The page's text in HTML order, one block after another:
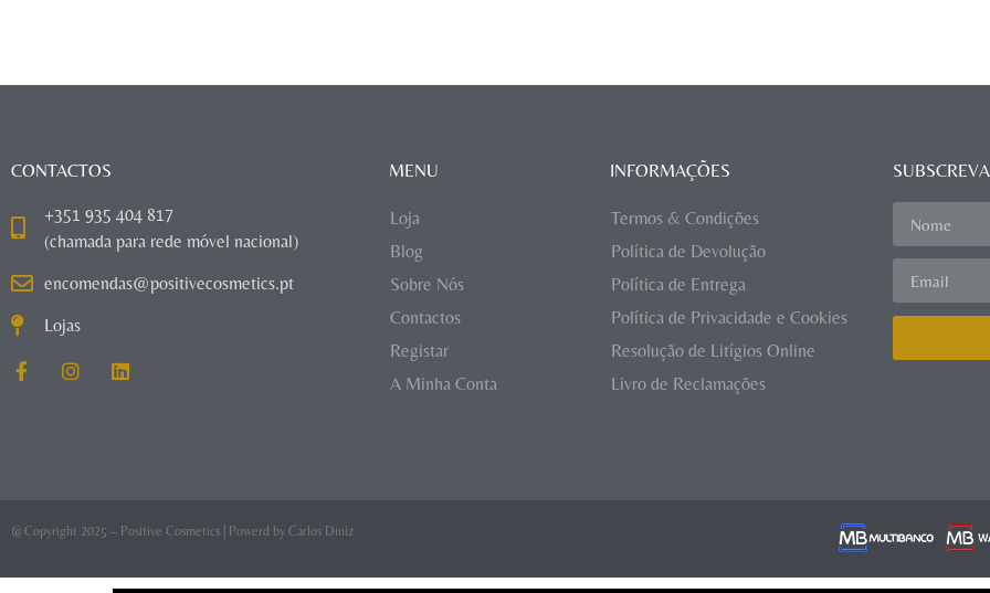
CONTACTOS
+351 935 404 817
(chamada para rede móvel nacional)
encomendas@positivecosmetics.pt
Lojas
MENU
Loja
Blog
Sobre Nós
Contactos
Registar
A Minha Conta
INFORMAÇÕES
Termos & Condições
Política de Devolução
Política de Entrega
Política de Privacidade e Cookies
Resolução de Litígios Online
Livro de Reclamações
@Copyright 2025 – Positive Cosmetics | Powerd by Carlos Diniz